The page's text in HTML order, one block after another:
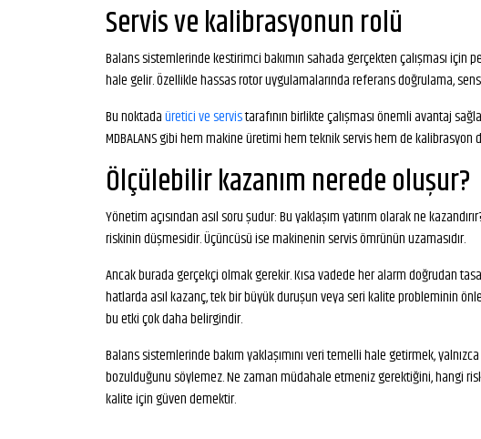
Servis ve kalibrasyonun rolü
Balans sistemlerinde kestirimci bakımın sahada gerçekten çalışması
hale gelir. Özellikle hassas rotor uygulamalarında referans doğrulama,
Bu noktadaüretici ve servistarafının birlikte çalışması önemli avantaj
MDBALANS gibi hem makine üretimi hem teknik servis hem de
Ölçülebilir kazanım nerede oluşur?
Yönetim açısından asıl soru şudur: Bu yaklaşım yatırım olarak ne
riskinin düşmesidir. Üçüncüsü ise makinenin servis ömrünün uzamasıdır.
Ancak burada gerçekçi olmak gerekir. Kısa vadede her alarm doğrudan
hatlarda asıl kazanç, tek bir büyük duruşun veya seri kalite probleminin
bu etki çok daha belirgindir.
Balans sistemlerinde bakım yaklaşımını veri temelli hale getirmek,
bozulduğunu söylemez. Ne zaman müdahale etmeniz gerektiğini, hangi
kalite için güven demektir.